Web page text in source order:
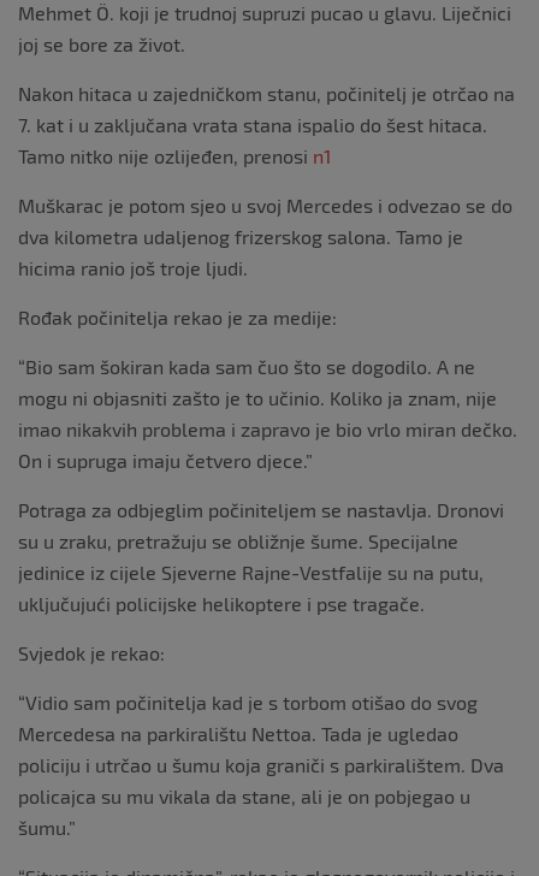
Mehmet Ö. koji je trudnoj supruzi pucao u glavu. Liječnici
joj se bore za život.
Nakon hitaca u zajedničkom stanu, počinitelj je otrčao na
7. kat i u zaključana vrata stana ispalio do šest hitaca.
Tamo nitko nije ozlijeđen, prenosi n1
Muškarac je potom sjeo u svoj Mercedes i odvezao se do
dva kilometra udaljenog frizerskog salona. Tamo je
hicima ranio još troje ljudi.
Rođak počinitelja rekao je za medije:
“Bio sam šokiran kada sam čuo što se dogodilo. A ne
mogu ni objasniti zašto je to učinio. Koliko ja znam, nije
imao nikakvih problema i zapravo je bio vrlo miran dečko.
On i supruga imaju četvero djece.”
Potraga za odbjeglim počiniteljem se nastavlja. Dronovi
su u zraku, pretražuju se obližnje šume. Specijalne
jedinice iz cijele Sjeverne Rajne-Vestfalije su na putu,
uključujući policijske helikoptere i pse tragače.
Svjedok je rekao:
“Vidio sam počinitelja kad je s torbom otišao do svog
Mercedesa na parkiralištu Nettoa. Tada je ugledao
policiju i utrčao u šumu koja graniči s parkiralištem. Dva
policajca su mu vikala da stane, ali je on pobjegao u
šumu.”